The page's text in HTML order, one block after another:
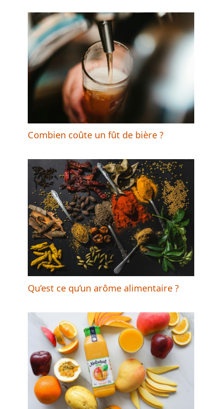
Combien coûte un fût de bière ?
Qu’est ce qu’un arôme alimentaire ?